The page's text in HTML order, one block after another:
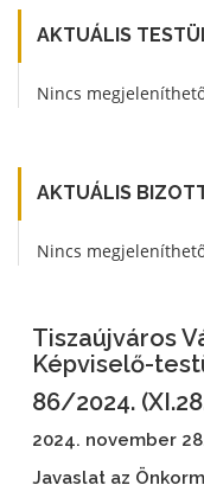
AKTUÁLIS
Nincs
AKTUÁLIS
Nincs
Tiszaújváros
Képviselő-
86/2024.
2024. november
Javaslat az